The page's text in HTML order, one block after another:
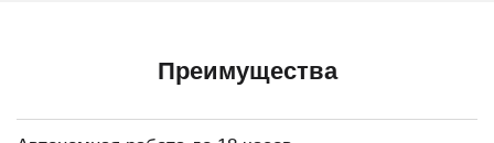
Преимущества